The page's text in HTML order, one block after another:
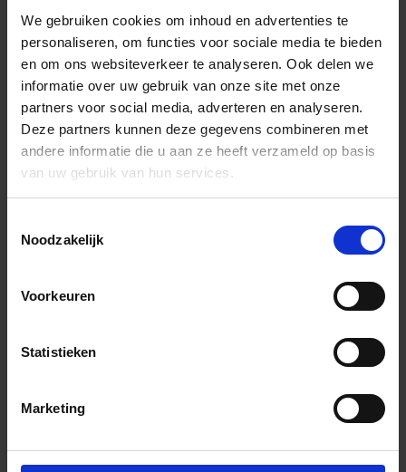
We gebruiken cookies om inhoud en advertenties te
personaliseren, om functies voor sociale media te bieden
en om ons websiteverkeer te analyseren. Ook delen we
informatie over uw gebruik van onze site met onze
partners voor social media, adverteren en analyseren.
Deze partners kunnen deze gegevens combineren met
andere informatie die u aan ze heeft verzameld op basis
van uw gebruik van hun services.
Noodzakelijk
Voorkeuren
Statistieken
Marketing